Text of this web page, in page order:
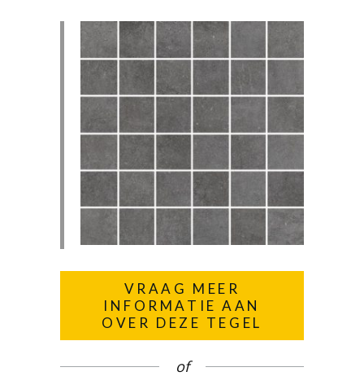
VRAAG MEER
INFORMATIE AAN
OVER DEZE TEGEL
of